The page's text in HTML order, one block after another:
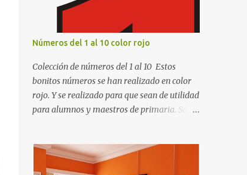
Números del 1 al 10 color rojo
Colección de números del 1 al 10 Estos
bonitos números se han realizado en color
rojo. Y se realizado para que sean de utilidad
para alumnos y maestros de primaria. Son
de recortar y se pueden utilizar en variedad
de cosas como ser recortes para tareas